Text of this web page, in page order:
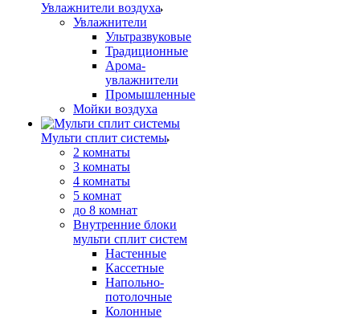
Увлажнители воздуха
Увлажнители
Ультразвуковые
Традиционные
Арома-
увлажнители
Промышленные
Мойки воздуха
Мульти сплит системы
2 комнаты
3 комнаты
4 комнаты
5 комнат
до 8 комнат
Внутренние блоки
мульти сплит систем
Настенные
Кассетные
Напольно-
потолочные
Колонные